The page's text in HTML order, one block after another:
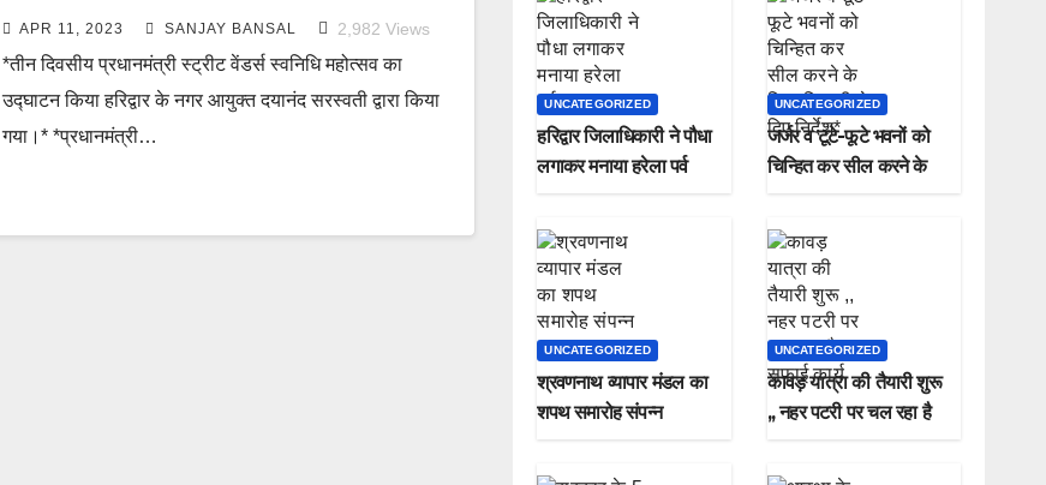
APR 11, 2023 SANJAY BANSAL 2,982 Views
*तीन दिवसीय प्रधानमंत्री स्ट्रीट वेंडर्स स्वनिधि महोत्सव का
उद्घाटन किया हरिद्वार के नगर आयुक्त दयानंद सरस्वती द्वारा किया
गया।* *प्रधानमंत्री…
UNCATEGORIZED
हरिद्वार जिलाधिकारी ने पौधा
लगाकर मनाया हरेला पर्व
UNCATEGORIZED
जर्जर व टूटे-फूटे भवनों को
चिन्हित कर सील करने के
UNCATEGORIZED
श्रवणनाथ व्यापार मंडल का
शपथ समारोह संपन्न
UNCATEGORIZED
कावड़ यात्रा की तैयारी शुरू
,, नहर पटरी पर चल रहा है